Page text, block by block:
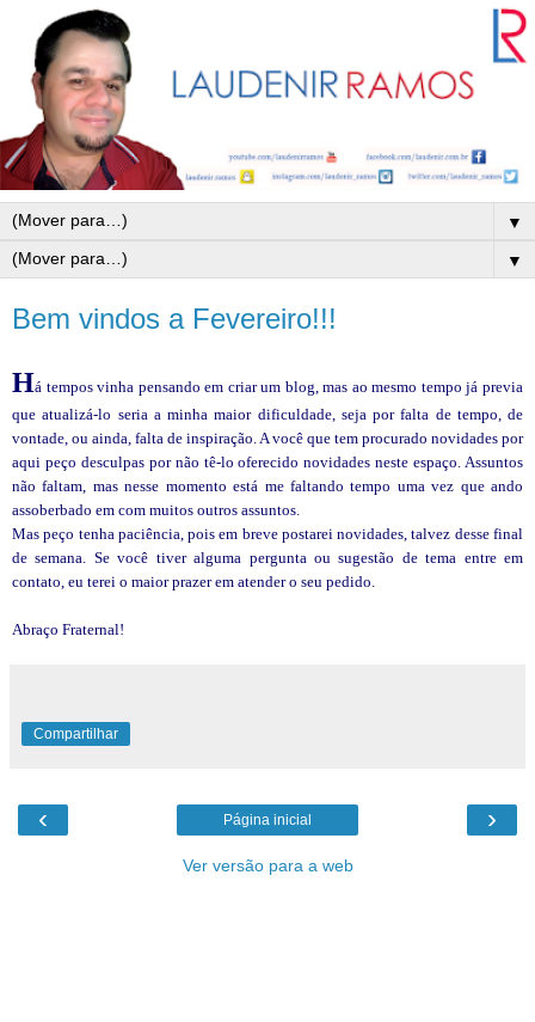
▼
▼
Bem vindos a Fevereiro!!!
Há tempos vinha pensando em criar um blog, mas ao mesmo tempo já previa
que atualizá-lo seria a minha maior dificuldade, seja por falta de tempo, de
vontade, ou ainda, falta de inspiração. A você que tem procurado novidades por
aqui peço desculpas por não tê-lo oferecido novidades neste espaço. Assuntos
não faltam, mas nesse momento está me faltando tempo uma vez que ando
assoberbado em com muitos outros assuntos.
Mas peço tenha paciência, pois em breve postarei novidades, talvez desse final
de semana. Se você tiver alguma pergunta ou sugestão de tema entre em
contato, eu terei o maior prazer em atender o seu pedido.
Abraço Fraternal!
Compartilhar
‹ ›
Página inicial
Ver versão para a web